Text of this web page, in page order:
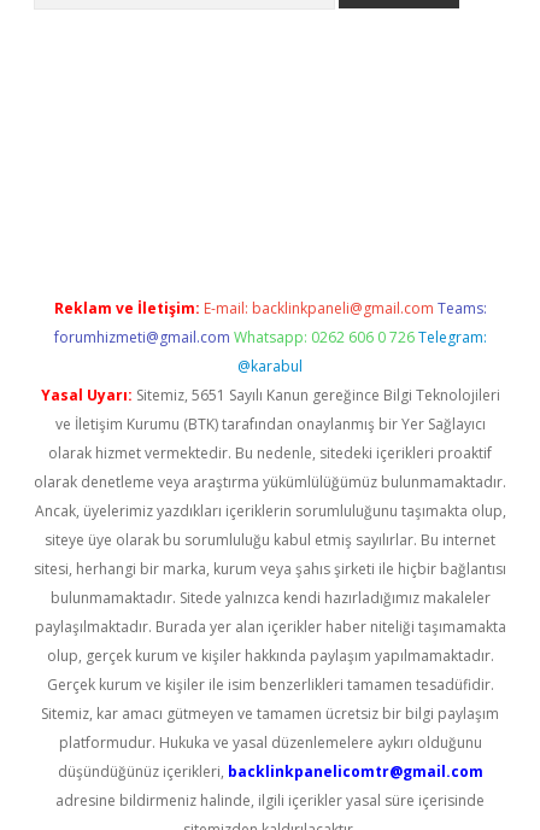
Reklam ve İletişim: E-mail: backlinkpaneli@gmail.com Teams:
forumhizmeti@gmail.com Whatsapp: 0262 606 0 726 Telegram:
@karabul
Yasal Uyarı: Sitemiz, 5651 Sayılı Kanun gereğince Bilgi Teknolojileri
ve İletişim Kurumu (BTK) tarafından onaylanmış bir Yer Sağlayıcı
olarak hizmet vermektedir. Bu nedenle, sitedeki içerikleri proaktif
olarak denetleme veya araştırma yükümlülüğümüz bulunmamaktadır.
Ancak, üyelerimiz yazdıkları içeriklerin sorumluluğunu taşımakta olup,
siteye üye olarak bu sorumluluğu kabul etmiş sayılırlar. Bu internet
sitesi, herhangi bir marka, kurum veya şahıs şirketi ile hiçbir bağlantısı
bulunmamaktadır. Sitede yalnızca kendi hazırladığımız makaleler
paylaşılmaktadır. Burada yer alan içerikler haber niteliği taşımamakta
olup, gerçek kurum ve kişiler hakkında paylaşım yapılmamaktadır.
Gerçek kurum ve kişiler ile isim benzerlikleri tamamen tesadüfidir.
Sitemiz, kar amacı gütmeyen ve tamamen ücretsiz bir bilgi paylaşım
platformudur. Hukuka ve yasal düzenlemelere aykırı olduğunu
düşündüğünüz içerikleri, backlinkpanelicomtr@gmail.com
adresine bildirmeniz halinde, ilgili içerikler yasal süre içerisinde